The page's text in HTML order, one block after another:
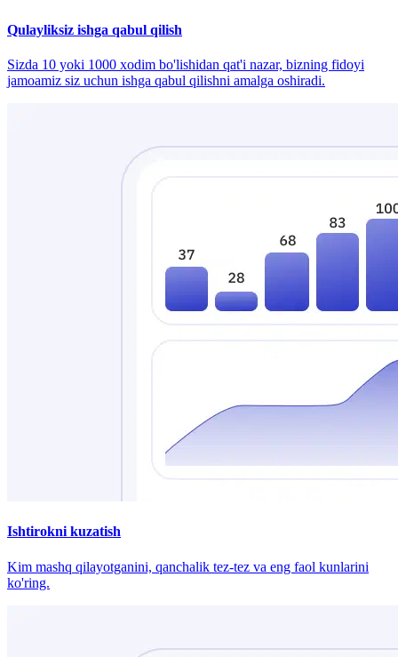
Qulayliksiz ishga qabul qilish
Sizda 10 yoki 1000 xodim bo'lishidan qat'i nazar, bizning fidoyi
jamoamiz siz uchun ishga qabul qilishni amalga oshiradi.
Ishtirokni kuzatish
Kim mashq qilayotganini, qanchalik tez-tez va eng faol kunlarini
ko'ring.